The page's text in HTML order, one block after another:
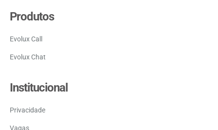
Produtos
Evolux Call
Evolux Chat
Institucional
Privacidade
Vagas